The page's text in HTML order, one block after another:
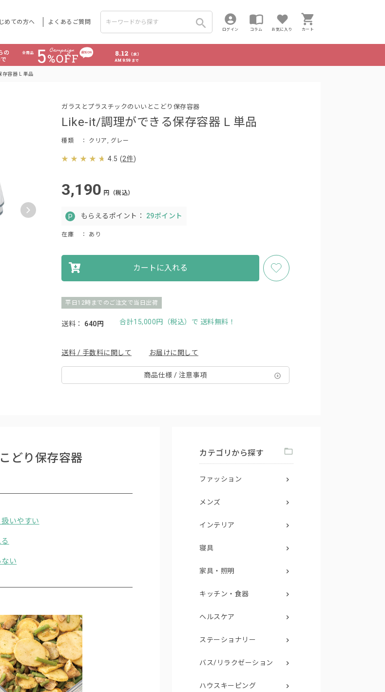
めての方へ よくあるご質問
ログイン コラム お気に入り カート
存容器 L 単品
Like-it/調理ができる保存容器 L 単品
ガラスとプラスチックのいいとこどり保存容器
種類 ： クリア, グレー
4.5 (2件)
3,190 円（税込）
もらえるポイント： 29ポイント
在庫 ： あり
カートに入れる
平日12時までのご注文で当日出荷
送料： 640円 合計15,000円（税込）で 送料無料！
送料 / 手数料に関して お届けに関して
商品仕様 / 注意事項
どり保存容器
いやすい
い
カテゴリから探す
ファッション
メンズ
インテリア
寝具
家具・照明
キッチン・食器
ヘルスケア
ステーショナリー
バス/リラクゼーション
ハウスキーピング